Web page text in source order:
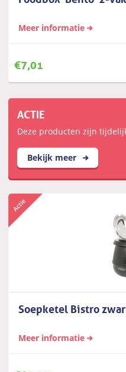
Meer informatie
€7,01
ACTIE
Deze producten zijn
Bekijk meer
Soepketel Bistro
Meer informatie